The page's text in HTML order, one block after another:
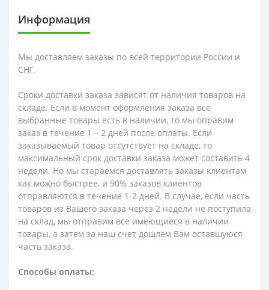
Информация
Мы доставляем заказы по всей территории России и
СНГ.
Сроки доставки заказа зависят от наличия товаров на
складе. Если в момент оформления заказа все
выбранные товары есть в наличии, то мы оправим
заказ в течение 1 – 2 дней после оплаты. Если
заказываемый товар отсутствует на складе, то
максимальный срок доставки заказа может составить 4
недели. Но мы стараемся доставлять заказы клиентам
как можно быстрее, и 90% заказов клиентов
отправляются в течение 1-2 дней. В случае, если часть
товаров из Вашего заказа через 2 недели не поступила
на склад, мы отправим все имеющиеся в наличии
товары, а затем за наш счет дошлем Вам оставшуюся
часть заказа.
Способы оплаты: